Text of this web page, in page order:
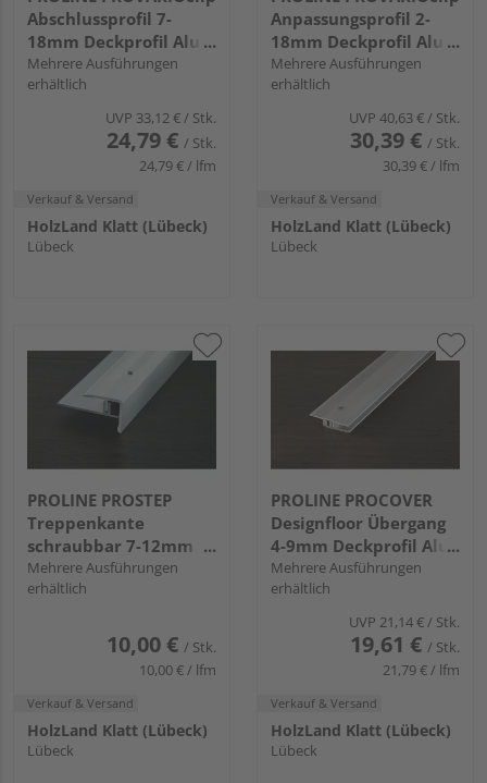
Abschlussprofil 7-
18mm Deckprofil Alu
eloxiert gebürstet
Mehrere Ausführungen
erhältlich
UVP 33,12 €/ Stk.
24,79 € / Stk.
24,79 € / lfm
Verkauf & Versand
HolzLand Klatt (Lübeck)
Lübeck
Anpassungsprofil 2-
18mm Deckprofil Alu
eloxiert gebürstet
Mehrere Ausführungen
erhältlich
UVP 40,63 €/ Stk.
30,39 € / Stk.
30,39 € / lfm
Verkauf & Versand
HolzLand Klatt (Lübeck)
Lübeck
PROLINE PROSTEP
Treppenkante
schraubbar 7-12mm
Aluminium eloxiert
Mehrere Ausführungen
erhältlich
10,00 € / Stk.
10,00 € / lfm
Verkauf & Versand
HolzLand Klatt (Lübeck)
Lübeck
PROLINE PROCOVER
Designfloor Übergang
4-9mm Deckprofil Alu
eloxiert
Mehrere Ausführungen
erhältlich
UVP 21,14 €/ Stk.
19,61 € / Stk.
21,79 € / lfm
Verkauf & Versand
HolzLand Klatt (Lübeck)
Lübeck